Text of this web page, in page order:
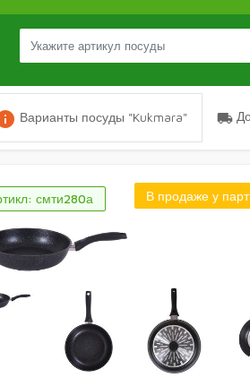
Варианты посуды "Kukmara" local_shipping
смти280а В продаже у